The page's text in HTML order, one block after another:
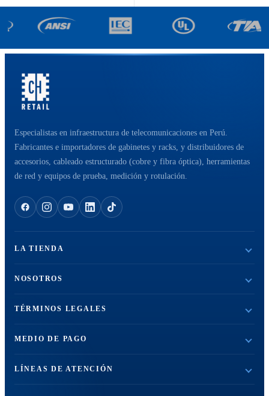
Especialistas en infraestructura de telecomunicaciones en Perú.
Fabricantes e importadores de gabinetes y racks, y distribuidores de
accesorios, cableado estructurado (cobre y fibra óptica), herramientas
de red y equipos de prueba, medición y rotulación.
LA TIENDA
NOSOTROS
TÉRMINOS LEGALES
MEDIO DE PAGO
LÍNEAS DE ATENCIÓN